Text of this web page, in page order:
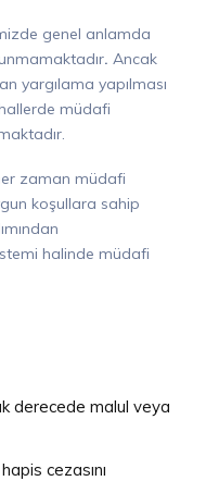
genel anlamda
. Ancak
yargılama yapılması
hallerde müdafi
zaman müdafi
koşullara sahip
halinde müdafi
derecede malul veya
cezasını